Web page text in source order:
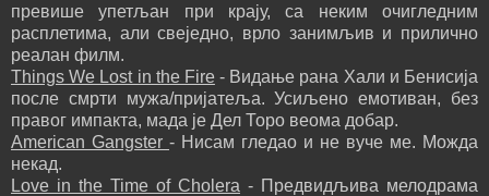
превише упетљан при крају, са неким очигледним
расплетима, али свеједно, врло занимљив и прилично
реалан филм.
Things We Lost in the Fire- Видање рана Хали и Бенисија
после смрти мужа/пријатеља. Усиљено емотиван, без
правог импакта, мада је Дел Торо веома добар.
American Gangster - Нисам гледао и не вуче ме. Можда
некад.
Love in the Time of Cholera - Предвидљива мелодрама